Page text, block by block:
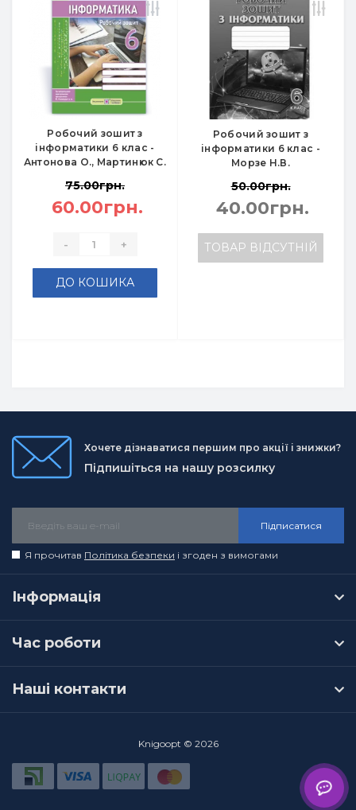
Робочий зошит з
інформатики 6 клас -
Антонова О., Мартинюк С.
75.00грн.
60.00грн.
- +
ДО КОШИКА
Робочий зошит з
інформатики 6 клас -
Морзе Н.В.
50.00грн.
40.00грн.
ТОВАР ВІДСУТНІЙ
Хочете дізнаватися першим про акції і знижки?
Підпишіться на нашу розсилку
Підписатися
Я прочитав Політика безпеки і згоден з вимогами
Інформація
Час роботи
Наші контакти
Knigoopt © 2026